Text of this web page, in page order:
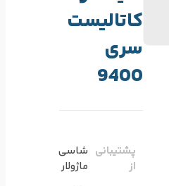
کاتالیست
سری
9400
پشتیبانی
از
شاسی
ماژولار